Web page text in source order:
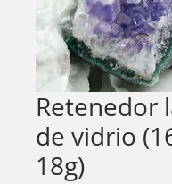
Retenedor
de vidrio
18g)